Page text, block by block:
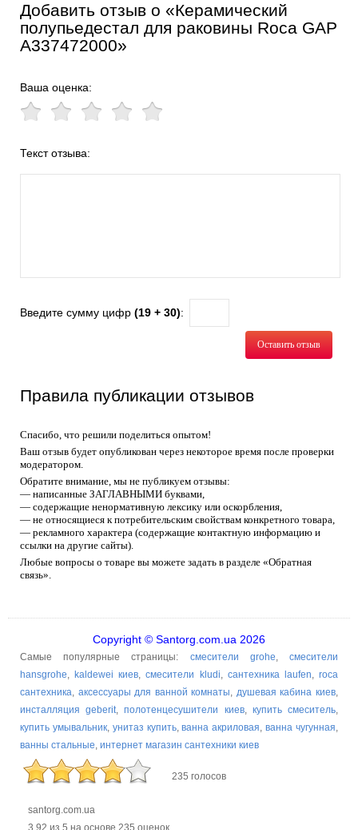
Добавить отзыв о «Керамический
полупьедестал для раковины Roca GAP
A337472000»
Ваша оценка:
Текст отзыва:
Введите сумму цифр (19 + 30):
Оставить отзыв
Правила публикации отзывов
Спасибо, что решили поделиться опытом!
Ваш отзыв будет опубликован через некоторое время после проверки
модератором.
Обратите внимание, мы не публикуем отзывы:
— написанные ЗАГЛАВНЫМИ буквами,
— содержащие ненормативную лексику или оскорбления,
— не относящиеся к потребительским свойствам конкретного товара,
— рекламного характера (содержащие контактную информацию и
ссылки на другие сайты).
Любые вопросы о товаре вы можете задать в разделе «Обратная
связь».
Copyright © Santorg.com.ua 2026
Самые популярные страницы: смесители grohe,смесители
hansgrohe, kaldewei киев,смесители kludi, сантехника laufen,roca
сантехника, аксессуары для ванной комнаты, душевая кабина киев,
инсталляция geberit,полотенцесушители киев, купить смеситель,
купить умывальник, унитаз купить,ванна акриловая,ванна чугунная,
ванны стальные, интернет магазин сантехники киев
235 голосов
santorg.com.ua
3.92 из 5 на основе 235 оценок.